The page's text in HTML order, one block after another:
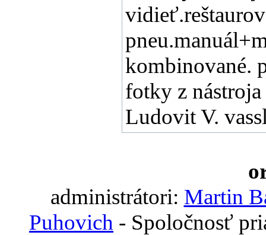
kombinované.
fotky z
Ludovit V.
administrátori: Martin
Puhovich - Spoločnosť